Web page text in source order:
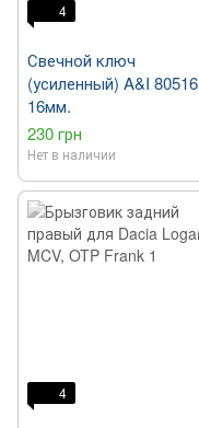
4
Свечной ключ
(усиленный) A&I 80516
16мм.
230 грн
Нет в наличии
4